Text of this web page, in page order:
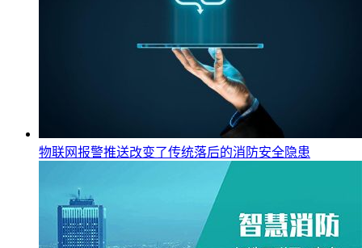
物联网报警推送改变了传统落后的消防安全隐患